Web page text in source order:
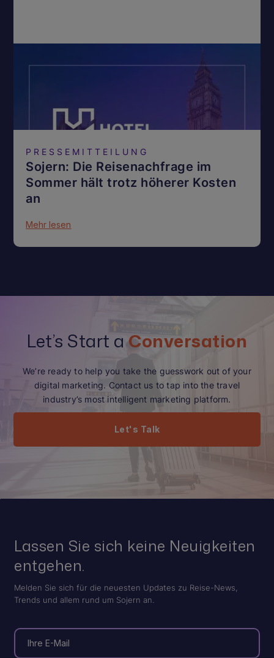
PRESSEMITTEILUNG
Sojern: Die Reisenachfrage im
Sommer hält trotz höherer Kosten
an
Mehr lesen
Let’s Start a Conversation
We’re ready to help you take the guesswork out of your
digital marketing. Contact us to tap into the travel
industry’s most intelligent marketing platform.
Let's Talk
Lassen Sie sich keine Neuigkeiten
entgehen.
Melden Sie sich für die neuesten Updates zu Reise-News,
Trends und allem rund um Sojern an.